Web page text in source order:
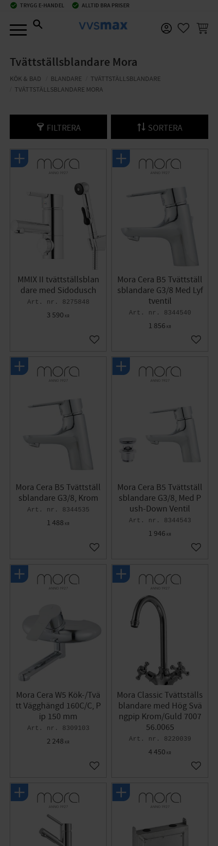
check_circle TRYGG E-HANDEL check_circle ALLTID BRA PRISER
Tvättställsblandare Mora
KÖK & BAD BLANDARE
TVÄTTSTÄLLSBLANDARE
TVÄTTSTÄLLSBLANDARE MORA
FILTRERA SORTERA
MMIX II tvättställsblan
dare med Sidodusch
8275848
3 590 KR
Lägg till i favoriter
Mora Cera B5 Tvättställ
sblandare G3/8 Med Lyf
tventil
8344540
1 856 KR
Lägg
Mora Cera B5 Tvättställ
sblandare G3/8, Krom
8344535
1 488 KR
Lägg till i favoriter
Mora Cera B5 Tvättställ
sblandare G3/8, Med P
ush-Down Ventil
8344543
1 946 KR
Lägg
Mora Cera W5 Kök-/Tvä
tt Vägghängd 160C/C, P
ip 150 mm
8309103
2 248 KR
Lägg till i favoriter
Mora Classic Tvättställs
blandare med Hög Svä
ngpip Krom/Guld 7007
56.0065
8220039
4 450 KR
Lägg